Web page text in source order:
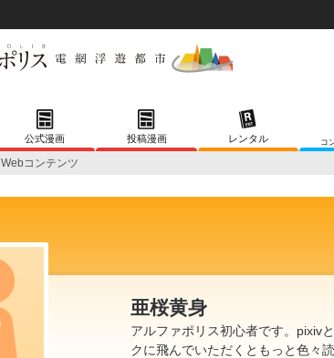
公式漫画 投稿漫画 レンタル
コ
Webコンテンツ
亜桜黄身
アルファポリス初心者です。pixiv
クに飛んでいただくともっと色々